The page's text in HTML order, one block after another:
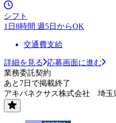
シフト
1日8時間 週5日からOK
交通費支給
詳細を見る
応募画面に進む
業務委託契約
あと7日で掲載終了
アキバネクサス株式会社 埼玉